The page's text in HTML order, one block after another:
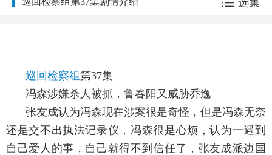
巡回检察组第37集
冯森涉嫌杀人被抓，鲁春阳又威胁乔逸
张友成认为冯森现在涉案很是奇怪，但是冯森无奈
还是交不出执法记录仪，冯森很是心烦，认为一遇到
自己爱人的事，自己就得不到信任了，张友成派边国